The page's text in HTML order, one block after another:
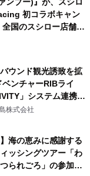
初コラボキャン
国のスシロー店舗で
ミニカー)付き
れます
ウンド観光誘致を拡
ンチャーRIBライ
」システム連携を
株式会社
海の恵みに感謝する
ッシングツアー「わ
られごろ」の参加小